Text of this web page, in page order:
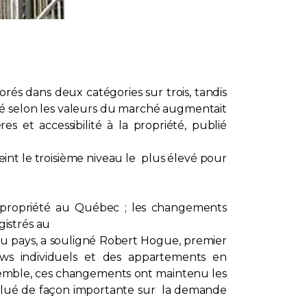
dans deux catégories sur trois, tandis
selon les valeurs du marché augmentait
et accessibilité à la propriété, publié
le troisième niveau le plus élevé pour
au Québec ; les changements
au
pays, a souligné Robert Hogue, premier
individuels et des appartements en
ces changements ont maintenu les
de façon importante sur la demande